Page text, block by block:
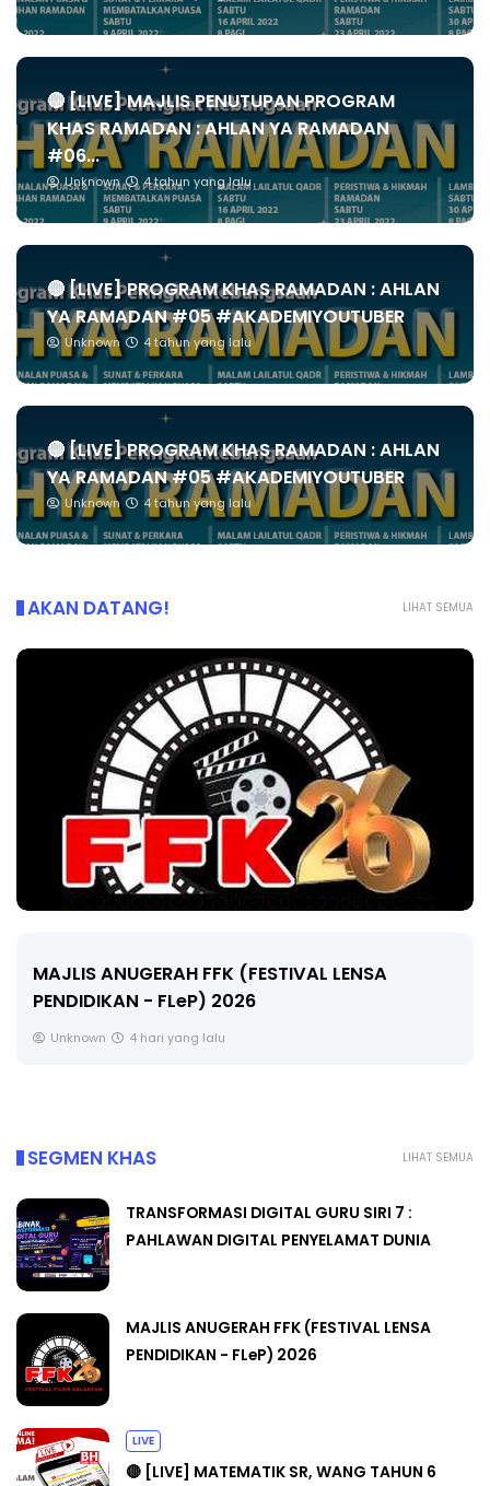
🔴 [LIVE] MAJLIS PENUTUPAN PROGRAM
KHAS RAMADAN : AHLAN YA RAMADAN
#06...
Unknown 4 tahun yang lalu
🔴 [LIVE] PROGRAM KHAS RAMADAN : AHLAN
YA RAMADAN #05 #AKADEMIYOUTUBER
Unknown 4 tahun yang lalu
🔴 [LIVE] PROGRAM KHAS RAMADAN : AHLAN
YA RAMADAN #05 #AKADEMIYOUTUBER
Unknown 4 tahun yang lalu
LIHAT SEMUA
AKAN DATANG!
MAJLIS ANUGERAH FFK (FESTIVAL LENSA
PENDIDIKAN - FLeP) 2026
Unknown 4 hari yang lalu
LIHAT SEMUA
SEGMEN KHAS
TRANSFORMASI DIGITAL GURU SIRI 7 :
PAHLAWAN DIGITAL PENYELAMAT DUNIA
MAJLIS ANUGERAH FFK (FESTIVAL LENSA
PENDIDIKAN - FLeP) 2026
LIVE
🔴 [LIVE] MATEMATIK SR, WANG TAHUN 6